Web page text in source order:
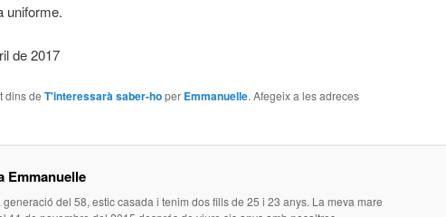
uniforme.
de 2017
dins de T'interessarà saber-hoper Emmanuelle. Afegeix a les adreces
Emmanuelle
generació del 58, estic casada i tenim dos fills de 25 i 23 anys. La meva mare